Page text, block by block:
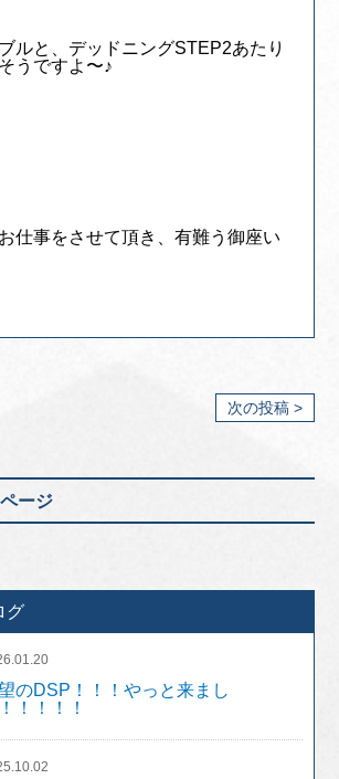
ルと、デッドニングSTEP2あたり
うですよ〜♪
仕事をさせて頂き、有難う御座い
次の投稿 >
ージ
グ
のDSP！！！やっと来まし
！！！！